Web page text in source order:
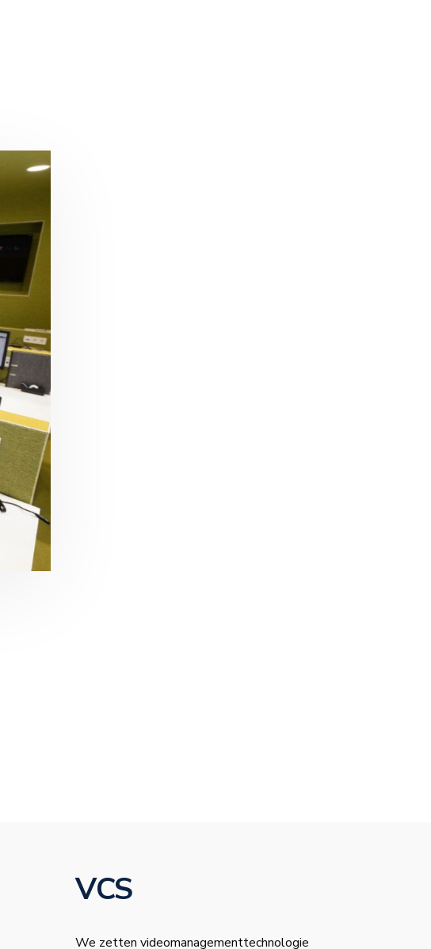
VCS
We zetten videomanagementtechnologie